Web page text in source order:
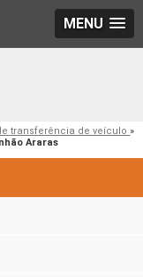
MENU
transferência de veículo»
Araras